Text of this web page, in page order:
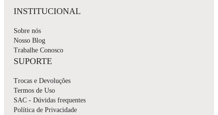
INSTITUCIONAL
Sobre nós
Nosso Blog
Trabalhe Conosco
SUPORTE
Trocas e Devoluções
Termos de Uso
SAC - Dúvidas frequentes
Política de Privacidade